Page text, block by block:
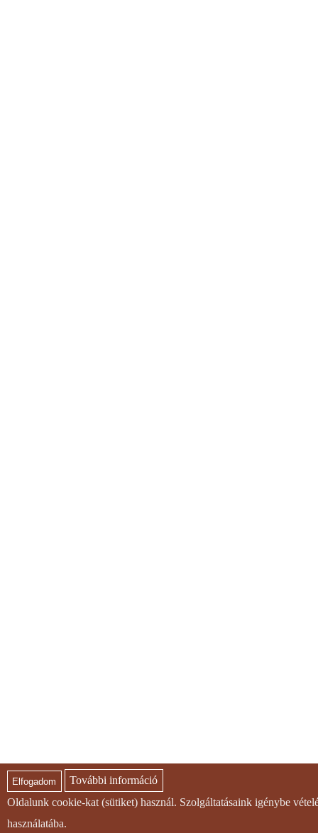
Elfogadom
További információ
Oldalunk cookie-kat (sütiket) használ. Szolgáltatásaink igénybe
használatába.